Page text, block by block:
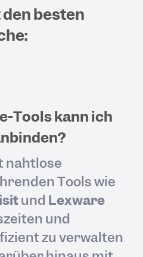
besten
Tools kann ich
nahtlose
Tools wie
und Lexware
und
zu verwalten